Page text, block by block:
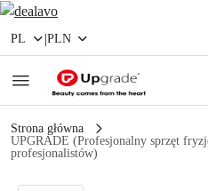
Przejdź do treści głównej
Przejdź do wyszukiwarki
Przejdź do moje konto
Przejdź do menu głównego
Przejdź do opisu produktu
Przejdź do stopki
PL |PLN
Strona główna
UPGRADE (Profesjonalny sprzęt
profesjonalistów)